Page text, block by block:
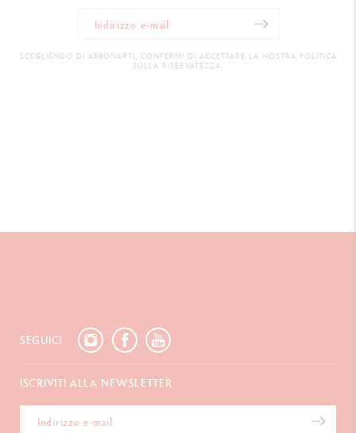
SCEGLIENDO DI ABBONARTI, CONFERMI DI ACCETTARE LA NOSTRA POLITICA
SULLA RISERVATEZZA.
SEGUICI
ISCRIVITI ALLA NEWSLETTER